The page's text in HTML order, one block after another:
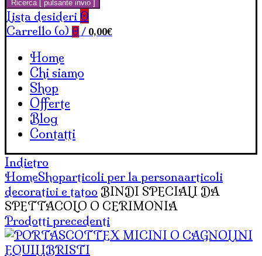
Ricerca [ pulsante invio ]
Lista desideri 0
Carrello (o) 0 / 0,00€
Home
Chi siamo
Shop
Offerte
Blog
Contatti
Indietro
HomeShoparticoli per la personaarticoli
decorativi e tatoo BINDI SPECIALI DA
SPETTACOLO O CERIMONIA
Prodotti precedenti